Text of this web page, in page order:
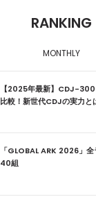
RANKING
MONTHLY
【2025年最新】CDJ-
比較！新世代CDJの実力と
「GLOBAL ARK 2026」
40組